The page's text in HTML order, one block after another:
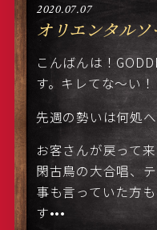
2020.07.07
オリエンタル
こんばんは！
す。キレてな〜い！
先週の勢いは何処へ
お客さんが戻って
閑古鳥の大合唱、
事も言っていた方
す•••